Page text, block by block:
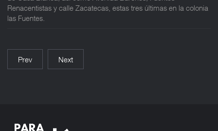
Renacentistas y calle Zacatecas, estas tres últimas en la colonia
las Fuentes.
Prev Next